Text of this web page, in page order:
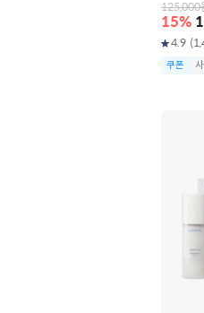
125,000
15%
4.9 (
쿠폰